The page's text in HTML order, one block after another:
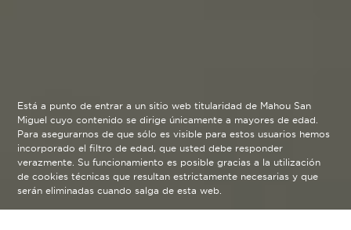
Está a punto de entrar a un sitio web titularidad de Mahou San
Miguel cuyo contenido se dirige únicamente a mayores de edad.
Para asegurarnos de que sólo es visible para estos usuarios hemos
incorporado el filtro de edad, que usted debe responder
verazmente. Su funcionamiento es posible gracias a la utilización
de cookies técnicas que resultan estrictamente necesarias y que
serán eliminadas cuando salga de esta web.